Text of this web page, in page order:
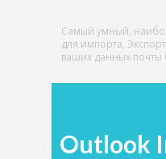
Самый умный,
для импорта,
ваших данных почты
Outlook